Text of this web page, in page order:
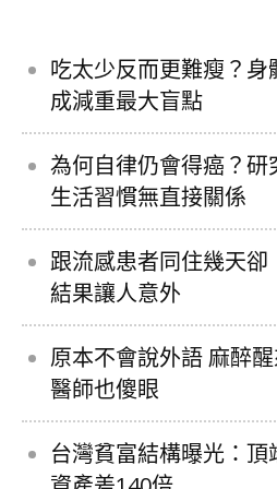
吃太少反而更難瘦？身
成減重最大盲點
為何自律仍會得癌？
生活習慣無直接關係
跟流感患者同住幾天
結果讓人意外
原本不會說外語 麻醉醒
醫師也傻眼
台灣貧富結構曝光：